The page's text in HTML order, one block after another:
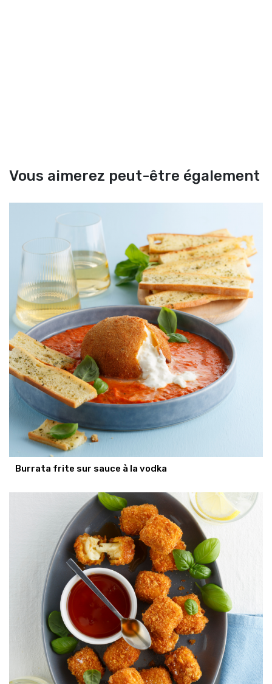
Vous aimerez peut-être également
Burrata frite sur sauce à la vodka